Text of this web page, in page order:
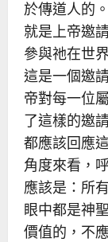
於傳道人的
就是上帝邀
參與祂在世
這是一個邀
帝對每一位
了這樣的邀
都應該回應
角度來看，
應該是：所
眼中都是神
價值的，不